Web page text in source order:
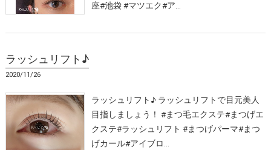
座#池袋 #マツエク#ア…
ラッシュリフト♪
2020/11/26
ラッシュリフト♪ ラッシュリフトで目元美人
目指しましょう！ #まつ毛エクステ#まつげエ
クステ#ラッシュリフト #まつげパーマ#まつ
げカール#アイブロ…